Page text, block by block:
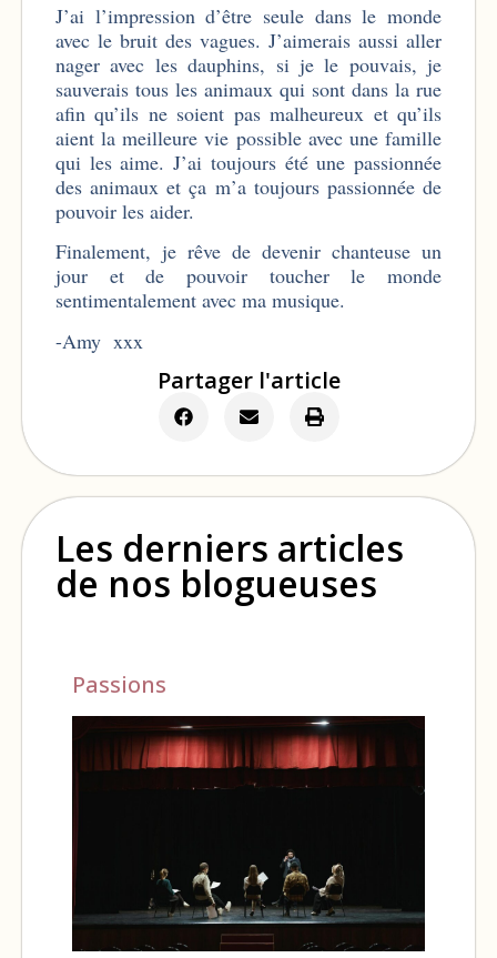
J’ai l’impression d’être seule dans le monde
avec le bruit des vagues. J’aimerais aussi aller
nager avec les dauphins, si je le pouvais, je
sauverais tous les animaux qui sont dans la rue
afin qu’ils ne soient pas malheureux et qu’ils
aient la meilleure vie possible avec une famille
qui les aime. J’ai toujours été une passionnée
des animaux et ça m’a toujours passionnée de
pouvoir les aider.
Finalement, je rêve de devenir chanteuse un
jour et de pouvoir toucher le monde
sentimentalement avec ma musique.
-Amy xxx
Partager l'article
Les derniers articles
de nos blogueuses
Passions